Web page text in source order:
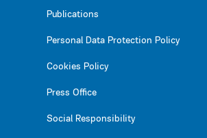
Publications
Personal Data Protection Policy
Cookies Policy
Press Office
Social Responsibility